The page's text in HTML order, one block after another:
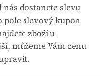
nás dostanete slevu
pole slevový kupon
zboží u
můžeme Vám cenu